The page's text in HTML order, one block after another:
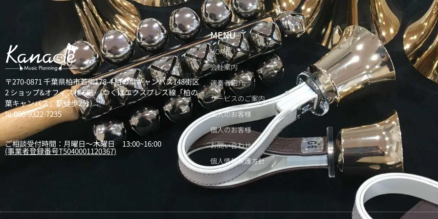
〒270-0871 千葉県柏市若柴178-4 柏の葉キャンパス148街区
2 ショップ&オフィス棟 6階 （つくばエクスプレス線「柏の
葉キャンパス」駅徒歩2分）
℡ 080-9322-7235
）
ご相談受付時間：月曜日～木曜日 13:00~16:00
(事業者登録番号T5040001120367)
MENU
HOME
会社案内
演奏者紹介
サービスのご案内
法人のお客様
個人のお客様
お問い合わせ
個人情報保護方針